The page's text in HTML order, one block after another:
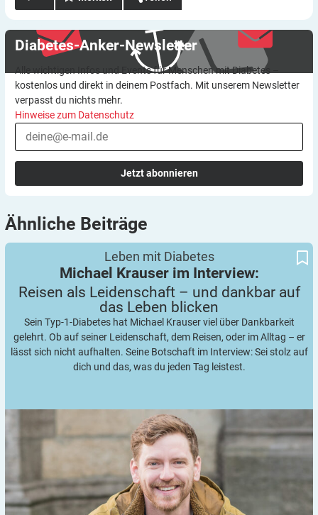
Diabetes-Anker-Newsletter
Alle wichtigen Infos und Events für Menschen mit Diabetes –
kostenlos und direkt in deinem Postfach. Mit unserem Newsletter
verpasst du nichts mehr.
Hinweise zum Datenschutz
Jetzt abonnieren
Ähnliche Beiträge
Reisen als Leidenschaft – und dankbar auf das Leben blicken
Leben mit Diabetes
Michael Krauser im Interview:
Reisen als Leidenschaft – und dankbar auf
das Leben blicken
Sein Typ-1-Diabetes hat Michael Krauser viel über Dankbarkeit
gelehrt. Ob auf seiner Leidenschaft, dem Reisen, oder im Alltag – er
lässt sich nicht aufhalten. Seine Botschaft im Interview: Sei stolz auf
dich und das, was du jeden Tag leistest.